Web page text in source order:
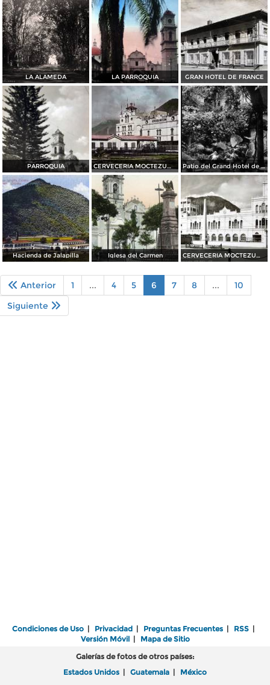
LA ALAMEDA LA PARROQUIA GRAN HOTEL DE FRANCE
PARROQUIA CERVECERIA MOCTEZUMA Patio del Grand Hotel de France
Hacienda de Jalapilla Iglesa del Carmen CERVECERIA MOCTEZUMA
Anterior 1 ... 4 5 6 7 8 ...
10
Siguiente
Condiciones de Uso | Privacidad | Preguntas Frecuentes | RSS |
Versión Móvil| Mapa de Sitio
Galerías de fotos de otros países:
Estados Unidos | Guatemala | México